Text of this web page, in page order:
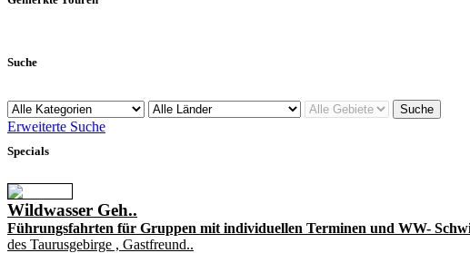
Suche
Erweiterte Suche
Specials
Wildwasser Geh..
Führungsfahrten für Gruppen mit individuellen Terminen und WW-
des Taurusgebirge , Gastfreund..